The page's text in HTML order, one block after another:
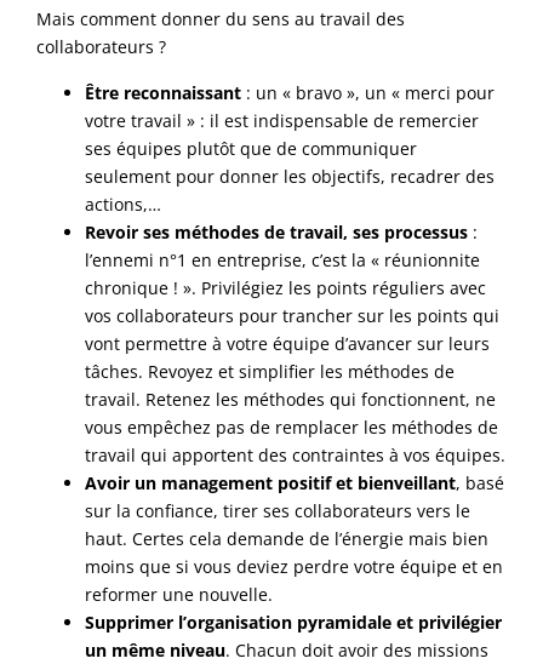
Mais comment donner du sens au travail des
collaborateurs ?
Être reconnaissant : un « bravo », un « merci pour
votre travail » : il est indispensable de remercier
ses équipes plutôt que de communiquer
seulement pour donner les objectifs, recadrer des
actions,…
Revoir ses méthodes de travail, ses processus :
l’ennemi n°1 en entreprise, c’est la « réunionnite
chronique ! ». Privilégiez les points réguliers avec
vos collaborateurs pour trancher sur les points qui
vont permettre à votre équipe d’avancer sur leurs
tâches. Revoyez et simplifier les méthodes de
travail. Retenez les méthodes qui fonctionnent, ne
vous empêchez pas de remplacer les méthodes de
travail qui apportent des contraintes à vos équipes.
Avoir un management positif et bienveillant, basé
sur la confiance, tirer ses collaborateurs vers le
haut. Certes cela demande de l’énergie mais bien
moins que si vous deviez perdre votre équipe et en
reformer une nouvelle.
Supprimer l’organisation pyramidale et privilégier
un même niveau. Chacun doit avoir des missions